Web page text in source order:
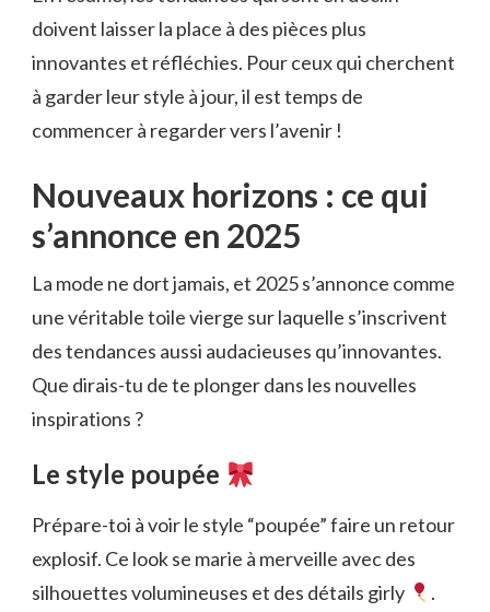
doivent laisser la place à des pièces plus
innovantes et réfléchies. Pour ceux qui cherchent
à garder leur style à jour, il est temps de
commencer à regarder vers l’avenir !
Nouveaux horizons : ce qui
s’annonce en 2025
La mode ne dort jamais, et 2025 s’annonce comme
une véritable toile vierge sur laquelle s’inscrivent
des tendances aussi audacieuses qu’innovantes.
Que dirais-tu de te plonger dans les nouvelles
inspirations ?
Le style poupée
Prépare-toi à voir le style “poupée” faire un retour
explosif. Ce look se marie à merveille avec des
silhouettes volumineuses et des détails girly
.